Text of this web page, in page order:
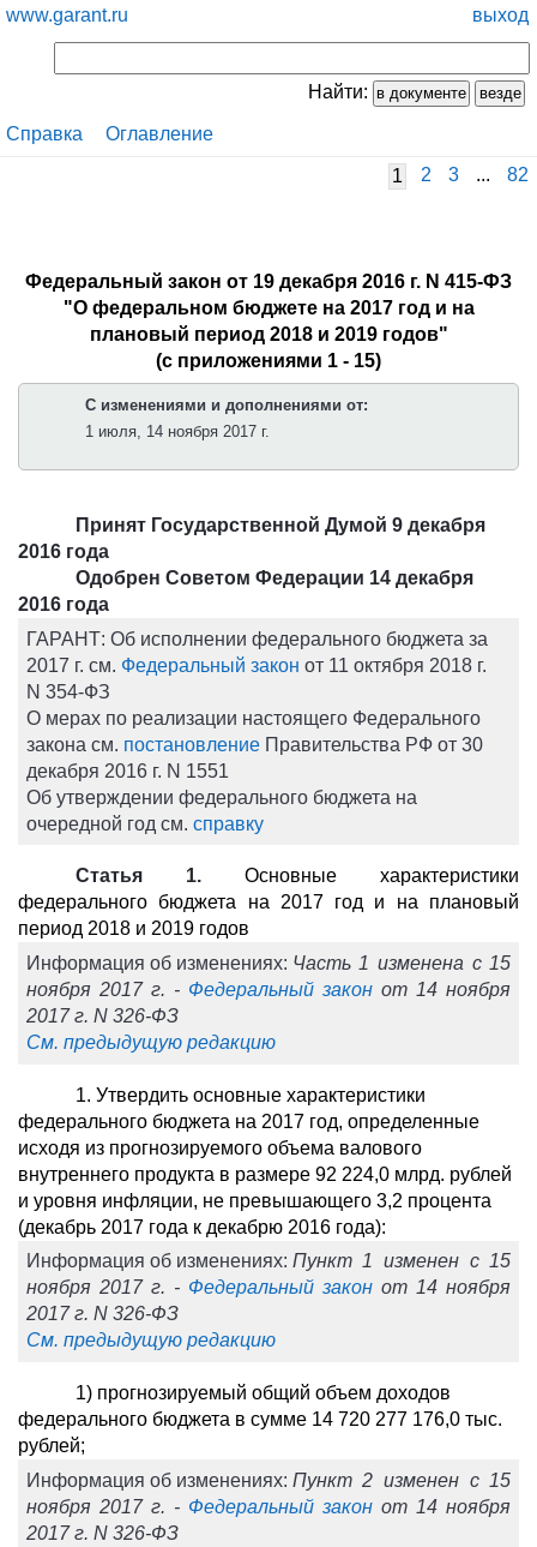
www.garant.ru выход
Найти:
Справка Оглавление
1 2 3 ... 82
Федеральный закон от 19 декабря 2016 г. N 415-ФЗ
"О федеральном бюджете на 2017 год и на
плановый период 2018 и 2019 годов"
(с приложениями 1 - 15)
С изменениями и дополнениями от:
1 июля, 14 ноября 2017 г.
Принят Государственной Думой 9 декабря
2016 года
Одобрен Советом Федерации 14 декабря
2016 года
ГАРАНТ: Об исполнении федерального бюджета за
2017 г. см. Федеральный закон от 11 октября 2018 г.
N 354-ФЗ
О мерах по реализации настоящего Федерального
закона см. постановлениеПравительства РФ от 30
декабря 2016 г. N 1551
Об утверждении федерального бюджета на
очередной год см. справку
Статья 1. Основные характеристики
федерального бюджета на 2017 год и на плановый
период 2018 и 2019 годов
Информация об изменениях: Часть 1 изменена с 15
ноября 2017 г. - Федеральный закон от 14 ноября
2017 г. N 326-ФЗ
См. предыдущую редакцию
1. Утвердить основные характеристики
федерального бюджета на 2017 год, определенные
исходя из прогнозируемого объема валового
внутреннего продукта в размере 92 224,0 млрд. рублей
и уровня инфляции, не превышающего 3,2 процента
(декабрь 2017 года к декабрю 2016 года):
Информация об изменениях: Пункт 1 изменен с 15
ноября 2017 г. - Федеральный закон от 14 ноября
2017 г. N 326-ФЗ
См. предыдущую редакцию
1) прогнозируемый общий объем доходов
федерального бюджета в сумме 14 720 277 176,0 тыс.
рублей;
Информация об изменениях: Пункт 2 изменен с 15
ноября 2017 г. - Федеральный закон от 14 ноября
2017 г. N 326-ФЗ